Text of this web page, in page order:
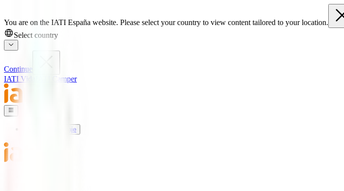
You are on the IATI España website. Please select your country to view content tailored to your location.
Select country
Continue
IATI Vida
IATI Camper
Seguros de Viaje